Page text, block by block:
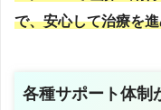
で、安心して治療を
各種サポート体制